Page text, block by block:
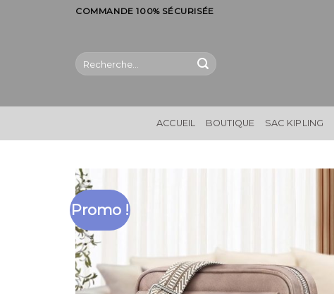
COMMANDE 100% SÉCURISÉE
Recherche
pour :
ACCUEIL BOUTIQUE SAC KIPLING
Promo !